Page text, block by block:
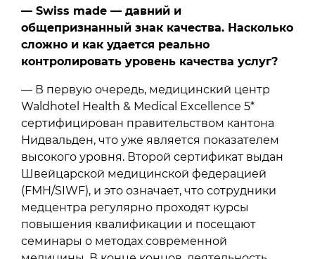
— Swiss made — давний и
общепризнанный знак качества. Насколько
сложно и как удается реально
контролировать уровень качества услуг?
— В первую очередь, медицинский центр
Waldhotel Health & Medical Excellence 5*
сертифицирован правительством кантона
Нидвальден, что уже является показателем
высокого уровня. Второй сертификат выдан
Швейцарской медицинской федерацией
(FMH/SIWF), и это означает, что сотрудники
медцентра регулярно проходят курсы
повышения квалификации и посещают
семинары о методах современной